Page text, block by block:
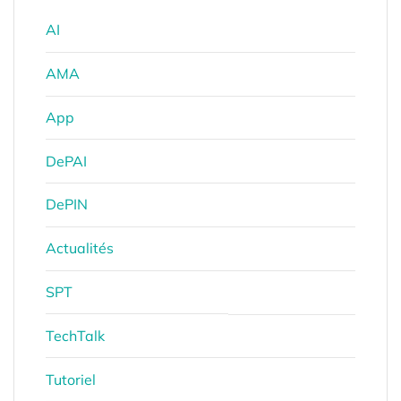
AI
AMA
App
DePAI
DePIN
Actualités
SPT
TechTalk
Tutoriel